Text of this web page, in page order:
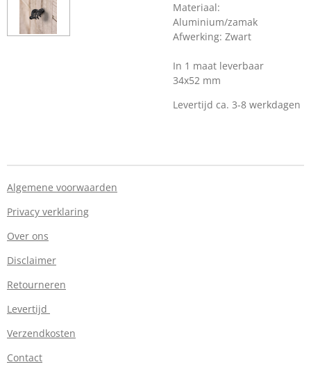
Materiaal:
Aluminium/zamak
Afwerking: Zwart
In 1 maat leverbaar
34x52 mm
Levertijd ca. 3-8 werkdagen
Algemene voorwaarden
Privacy verklaring
Over ons
Disclaimer
Retourneren
Levertijd
Verzendkosten
Contact